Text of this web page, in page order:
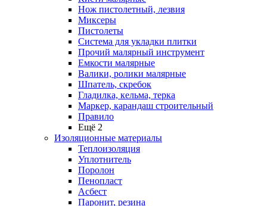
Нож пистолетный, лезвия
Миксеры
Пистолеты
Система для укладки плитки
Прочий малярный инструмент
Емкости малярные
Валики, ролики малярные
Шпатель, скребок
Гладилка, кельма, терка
Маркер, карандаш строительный
Правило
Ещё 2
Изоляционные материалы
Теплоизоляция
Уплотнитель
Поролон
Пенопласт
Асбест
Паронит, резина